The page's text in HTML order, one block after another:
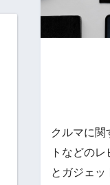
クルマに関
トなどの
とガジェッ